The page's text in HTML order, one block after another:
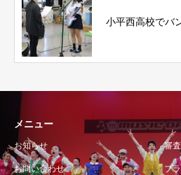
小平西高校でバ
メニュー
お知らせ 審
お問い合わせ プ